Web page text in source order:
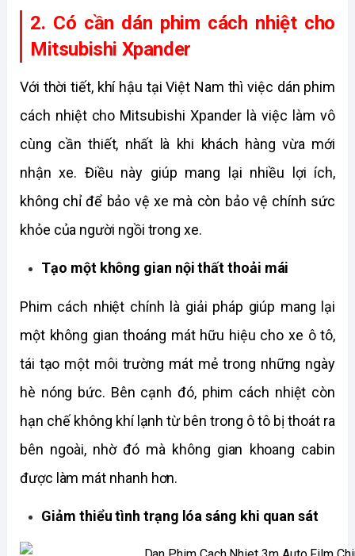
2. Có cần dán phim cách nhiệt cho
Mitsubishi Xpander
Với thời tiết, khí hậu tại Việt Nam thì việc dán phim
cách nhiệt cho Mitsubishi Xpander là việc làm vô
cùng cần thiết, nhất là khi khách hàng vừa mới
nhận xe. Điều này giúp mang lại nhiều lợi ích,
không chỉ để bảo vệ xe mà còn bảo vệ chính sức
khỏe của người ngồi trong xe.
Tạo một không gian nội thất thoải mái
Phim cách nhiệt chính là giải pháp giúp mang lại
một không gian thoáng mát hữu hiệu cho xe ô tô,
tái tạo một môi trường mát mẻ trong những ngày
hè nóng bức. Bên cạnh đó, phim cách nhiệt còn
hạn chế không khí lạnh từ bên trong ô tô bị thoát ra
bên ngoài, nhờ đó mà không gian khoang cabin
được làm mát nhanh hơn.
Giảm thiểu tình trạng lóa sáng khi quan sát